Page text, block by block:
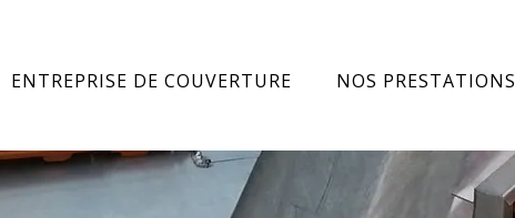
ENTREPRISE DE COUVERTURE NOS PRESTATIONS